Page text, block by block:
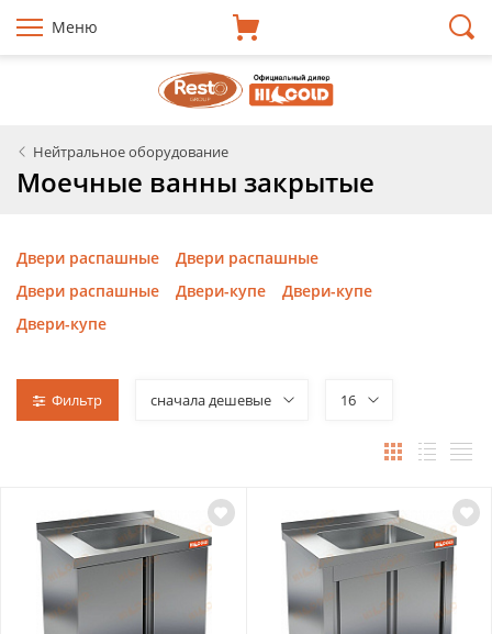
Меню
Нейтральное оборудование
Моечные ванны закрытые
Двери распашные
Двери распашные
Двери распашные
Двери-купе
Двери-купе
Двери-купе
Фильтр сначала дешевые 16